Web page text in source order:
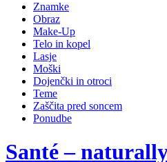
Znamke
Obraz
Make-Up
Telo in kopel
Lasje
Moški
Dojenčki in otroci
Teme
Zaščita pred soncem
Ponudbe
Santé –